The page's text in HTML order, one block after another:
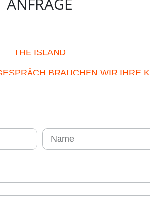
ANFRAGE
THE ISLAND
BRAUCHEN WIR IHRE